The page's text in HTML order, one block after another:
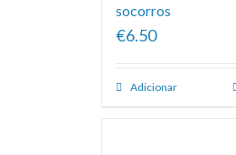
socorros
€6.50
Adicionar